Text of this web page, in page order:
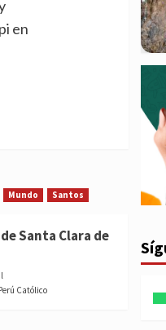
en
Mundo Santos
Santa Clara de
Católico